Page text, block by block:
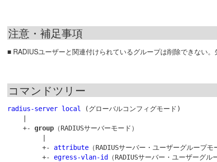
注意・補足事項
■ RADIUSユーザーと関連付けられているグループは削除できない
コマンドツリー
radius-server local
(グローバルコンフィグモード)
    +-
group （RADIUSサーバーモード）
         +-
attribute （RADIUSサーバー・ユーザーグループモ
         +-
egress-vlan-id
（RADIUSサーバー・ユーザーグル